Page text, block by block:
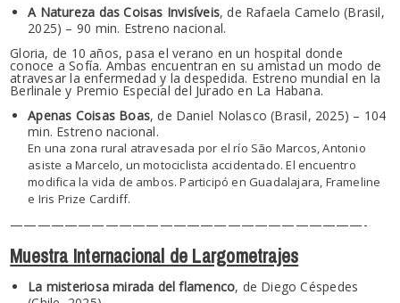
A Natureza das Coisas Invisíveis, de Rafaela Camelo (Brasil,
2025) – 90 min. Estreno nacional.
Gloria, de 10 años, pasa el verano en un hospital donde
conoce a Sofía. Ambas encuentran en su amistad un modo de
atravesar la enfermedad y la despedida. Estreno mundial en la
Berlinale y Premio Especial del Jurado en La Habana.
Apenas Coisas Boas, de Daniel Nolasco (Brasil, 2025) – 104
min. Estreno nacional.
En una zona rural atravesada por el río São Marcos, Antonio
asiste a Marcelo, un motociclista accidentado. El encuentro
modifica la vida de ambos. Participó en Guadalajara, Frameline
e Iris Prize Cardiff.
——————————————————————————-
Muestra Internacional de Largometrajes
La misteriosa mirada del flamenco, de Diego Céspedes